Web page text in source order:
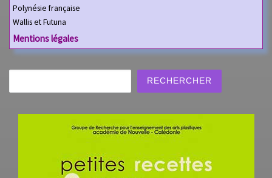
Polynésie française
Wallis et Futuna
Mentions légales
RECHERCHER